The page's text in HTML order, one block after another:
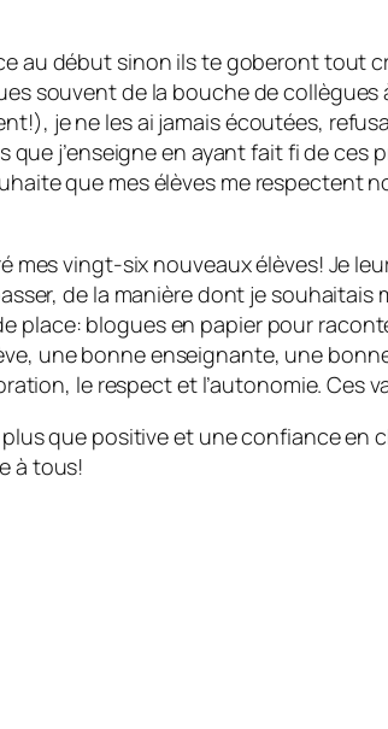
au début sinon ils te goberont tout
souvent de la bouche de
je ne les ai jamais écoutées,
que j’enseigne en ayant fait fi de
que mes élèves me respectent
mes vingt-six nouveaux élèves! Je
de la manière dont je
place: blogues en papier pour
une bonne enseignante, une
le respect et l’autonomie. Ces
que positive et une confiance
à tous!